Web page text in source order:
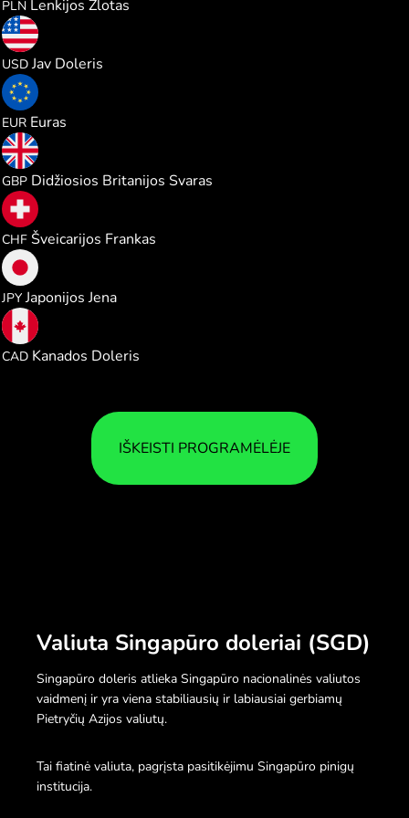
PLN Lenkijos Zlotas
USD Jav Doleris
EUR Euras
GBP Didžiosios Britanijos Svaras
CHF Šveicarijos Frankas
JPY Japonijos Jena
CAD Kanados Doleris
IŠKEISTI PROGRAMĖLĖJE
Valiuta Singapūro doleriai (SGD)
Singapūro doleris atlieka Singapūro nacionalinės valiutos
vaidmenį ir yra viena stabiliausių ir labiausiai gerbiamų
Pietryčių Azijos valiutų.
Tai fiatinė valiuta, pagrįsta pasitikėjimu Singapūro pinigų
institucija.